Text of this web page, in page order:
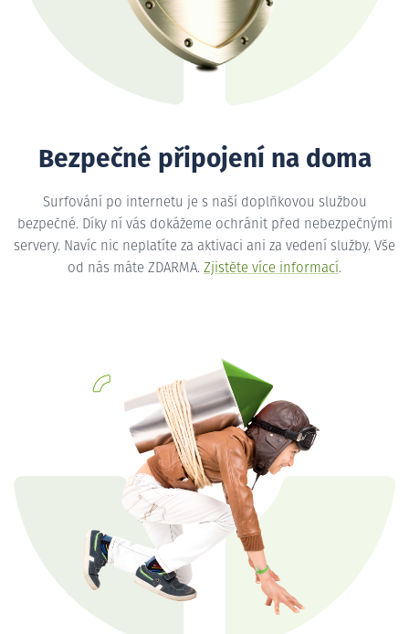
Bezpečné připojení na doma
Surfování po internetu je s naší doplňkovou službou
bezpečné. Díky ní vás dokážeme ochránit před nebezpečnými
servery. Navíc nic neplatíte za aktivaci ani za vedení služby. Vše
od nás máte ZDARMA. Zjistěte více informací.